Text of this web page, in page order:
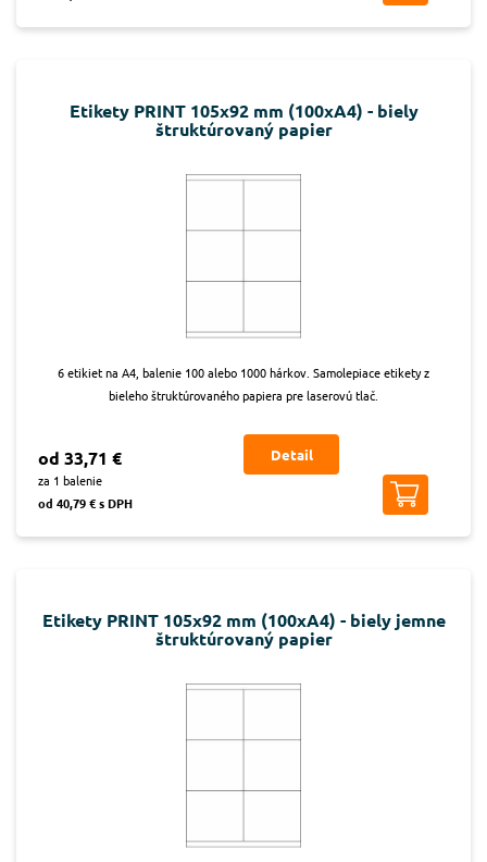
Etikety PRINT 105x92 mm (100xA4) - biely
štruktúrovaný papier
6 etikiet na A4, balenie 100 alebo 1000 hárkov. Samolepiace etikety z
bieleho štruktúrovaného papiera pre laserovú tlač.
od 33,71 €
za 1 balenie
od 40,79 € s DPH
Detail
Etikety PRINT 105x92 mm (100xA4) - biely jemne
štruktúrovaný papier